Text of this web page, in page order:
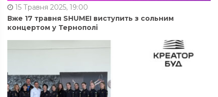
15 Травня 2025, 19:00
Вже 17 травня SHUMEI виступить з сольним
концертом у Тернополі